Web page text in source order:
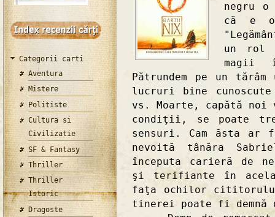
Categorii carti
Aventura
Mistere
Politiste
Cultura si
Civilizatie
SF & Fantasy
Thriller
Thriller
Istoric
Dragoste
negru
că e o
un rol
magii
Pătrundem pe un
lucruri bine
vs. Moarte, capătă
condiţii, se poate
sensuri. Cam ăsta ar
nevoită tânăra
începuta carieră de
şi terifiante în
faţa ochilor
tinerei poate fi demnă